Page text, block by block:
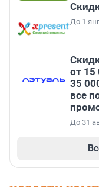
До 1
от 15
35
все
До 31